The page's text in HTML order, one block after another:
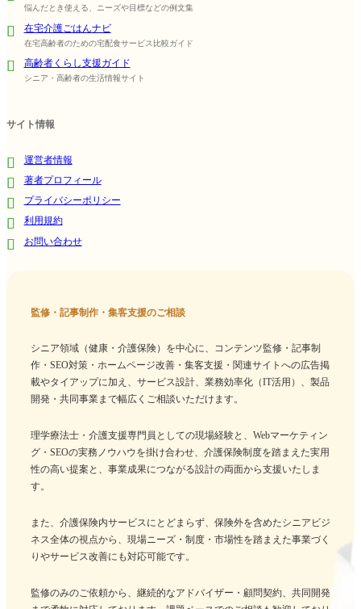
悩んだとき使える、ニーズや目標などの例文集
在宅介護ごはんナビ
在宅高齢者のための宅配食サービス比較ガイド
高齢者くらし支援ガイド
シニア・高齢者の生活情報サイト
サイト情報
運営者情報
著者プロフィール
プライバシーポリシー
利用規約
お問い合わせ
監修・記事制作・集客支援のご相談
シニア領域（健康・介護保険）を中心に、コンテンツ監修・記事制
作・SEO対策・ホームページ改善・集客支援・関連サイトへの広告掲
載やタイアップに加え、サービス設計、業務効率化（IT活用）、製品
開発・共同事業まで幅広くご相談いただけます。
理学療法士・介護支援専門員としての現場経験と、Webマーケティン
グ・SEOの実務ノウハウを掛け合わせ、介護保険制度を踏まえた実用
性の高い提案と、事業成果につながる設計の両面から支援いたしま
す。
また、介護保険内サービスにとどまらず、保険外を含めたシニアビジ
ネス全体の視点から、現場ニーズ・制度・市場性を踏まえた事業づく
りやサービス改善にも対応可能です。
監修のみのご依頼から、継続的なアドバイザー・顧問契約、共同開発